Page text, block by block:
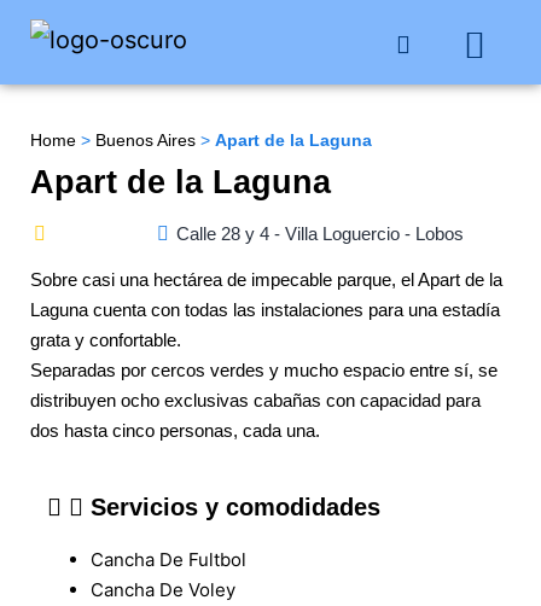
Home > Buenos Aires > Apart de la Laguna
Apart de la Laguna
Calle 28 y 4 - Villa Loguercio - Lobos
Sobre casi una hectárea de impecable parque, el Apart de la
Laguna cuenta con todas las instalaciones para una estadía
grata y confortable.
Separadas por cercos verdes y mucho espacio entre sí, se
distribuyen ocho exclusivas cabañas con capacidad para
dos hasta cinco personas, cada una.
Servicios y comodidades
Cancha De Fultbol
Cancha De Voley